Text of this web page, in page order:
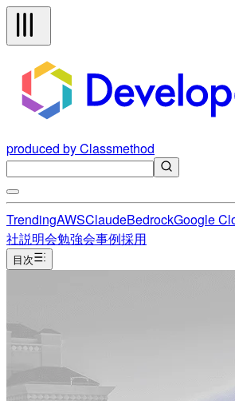
produced by Classmethod
TrendingAWSClaudeBedrockGoogle
社説明会勉強会事例採用
目次